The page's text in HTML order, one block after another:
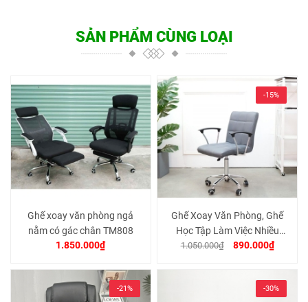
SẢN PHẨM CÙNG LOẠI
Ghế xoay văn phòng ngả
nằm có gác chân TM808
1.850.000₫
Ghế Xoay Văn Phòng, Ghế
Học Tập Làm Việc Nhiều
Chức Năng, nail, spa,
1.050.000₫ 890.000₫
-15%
-21% -30%